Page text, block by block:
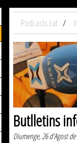
Podcasts.cat
Butlletins
Diumenge, 26 d'Agost de